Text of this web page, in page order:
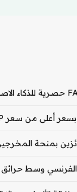
وسط حرائق